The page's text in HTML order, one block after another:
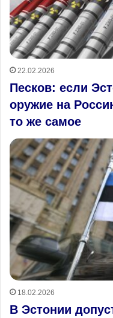
22.02.2026
Песков: если
оружие на
то же самое
18.02.2026
В Эстонии